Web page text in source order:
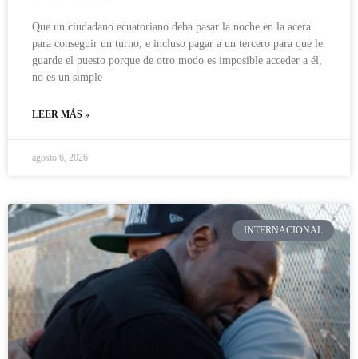
Que un ciudadano ecuatoriano deba pasar la noche en la acera
para conseguir un turno, e incluso pagar a un tercero para que le
guarde el puesto porque de otro modo es imposible acceder a él,
no es un simple
LEER MÁS »
agosto 6, 2026
INTERNACIONAL